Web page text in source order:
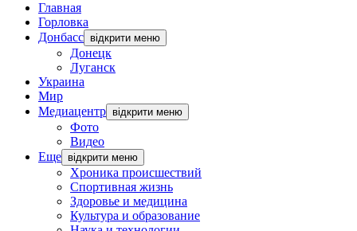
Главная
Горловка
Донбасс відкрити меню
Донецк
Луганск
Украина
Мир
Медиацентр відкрити меню
Фото
Видео
Еще відкрити меню
Хроника происшествий
Спортивная жизнь
Здоровье и медицина
Культура и образование